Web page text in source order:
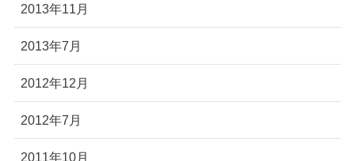
2013年11月
2013年7月
2012年12月
2012年7月
2011年10月